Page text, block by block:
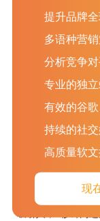
网站完全的控制权
坑点八：吹虚技
如果服务公司这
技术再牛逼的谷歌
巧，以适应不断定
坑点九：给你用
这是SEO中非常
提升品牌
多语种营
分析竞争
专业的独
有效的谷
持续的社
高质量软
现